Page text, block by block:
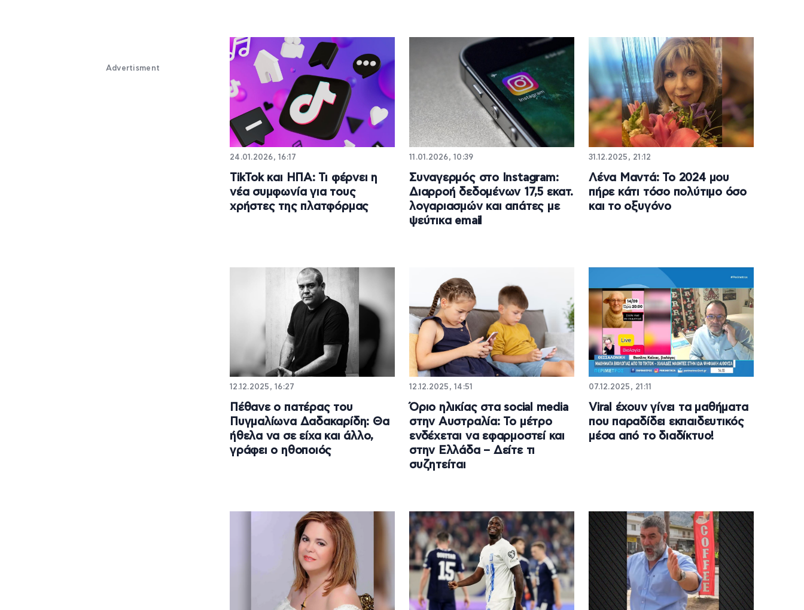
Advertisment
24.01.2026, 16:17
TikTok και ΗΠΑ: Τι φέρνει η
νέα συμφωνία για τους
χρήστες της πλατφόρμας
11.01.2026, 10:39
Συναγερμός στο Instagram:
Διαρροή δεδομένων 17,5 εκατ.
λογαριασμών και απάτες με
ψεύτικα email
31.12.2025, 21:12
Λένα Μαντά: Το 2024 μου
πήρε κάτι τόσο πολύτιμο όσο
και το οξυγόνο
12.12.2025, 16:27
Πέθανε ο πατέρας του
Πυγμαλίωνα Δαδακαρίδη: Θα
ήθελα να σε είχα και άλλο,
γράφει ο ηθοποιός
12.12.2025, 14:51
Όριο ηλικίας στα social media
στην Αυστραλία: Το μέτρο
ενδέχεται να εφαρμοστεί και
στην Ελλάδα – Δείτε τι
συζητείται
07.12.2025, 21:11
Viral έχουν γίνει τα μαθήματα
που παραδίδει εκπαιδευτικός
μέσα από το διαδίκτυο!